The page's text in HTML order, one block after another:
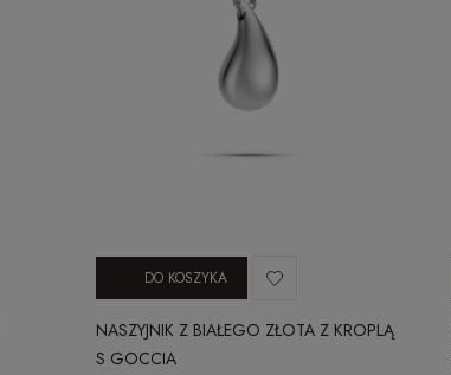
NASZYJNIK Z BIAŁEGO ZŁOTA Z KROPLĄ
S GOCCIA
DO KOSZYKA